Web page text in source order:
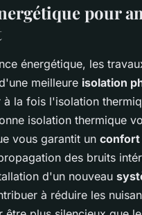
pour
énergétique, les
meilleure isolation
la fois l'isolation
isolation thermique
vous garantit un confort
des bruits
d'un nouveau
à réduire les